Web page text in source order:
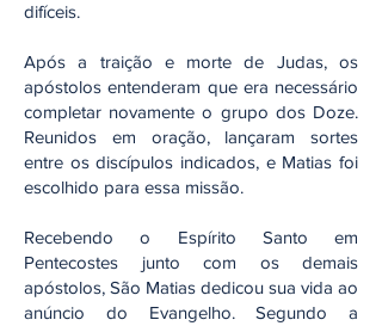
difíceis.
Após a traição e morte de Judas, os
apóstolos entenderam que era necessário
completar novamente o grupo dos Doze.
Reunidos em oração, lançaram sortes
entre os discípulos indicados, e Matias foi
escolhido para essa missão.
Recebendo o Espírito Santo em
Pentecostes junto com os demais
apóstolos, São Matias dedicou sua vida ao
anúncio do Evangelho. Segundo a